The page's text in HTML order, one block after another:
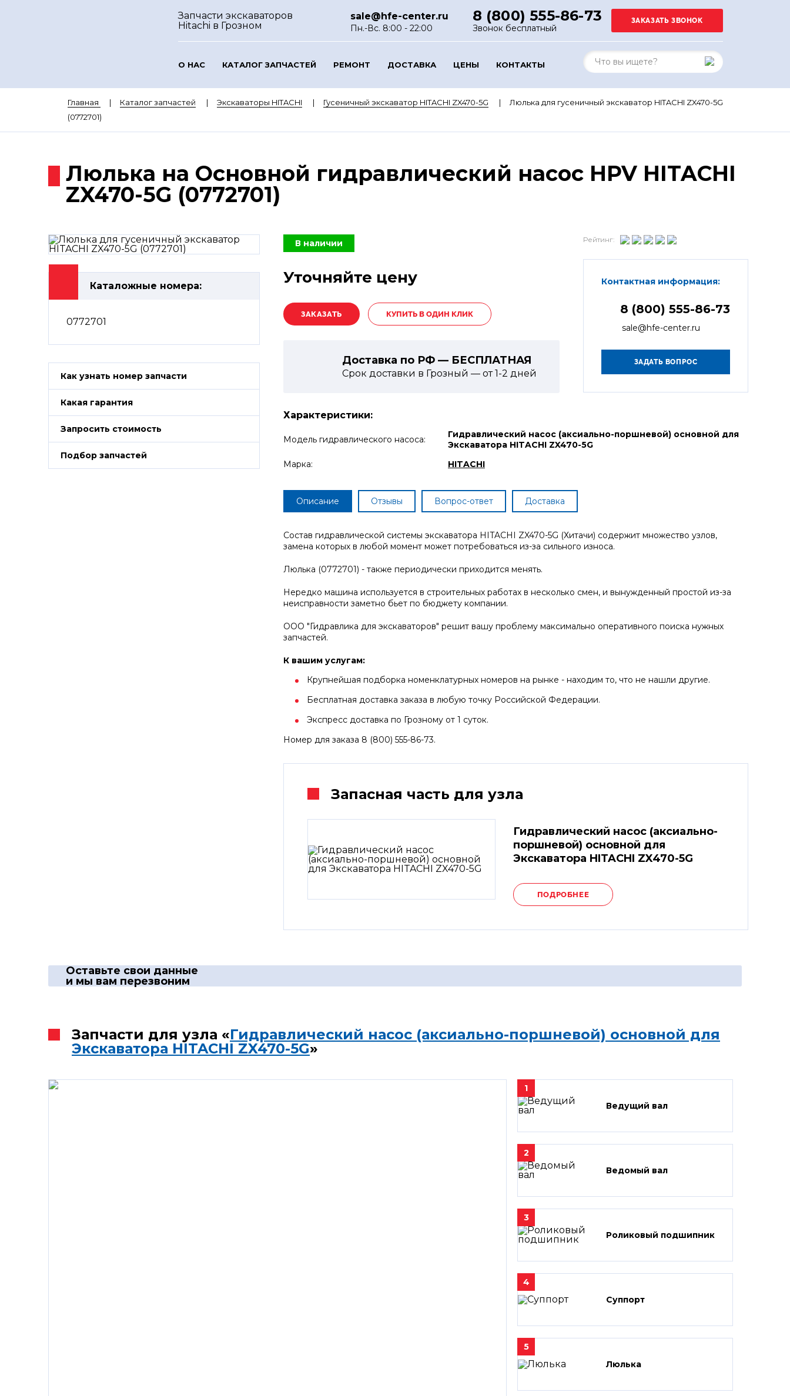
Запчасти экскаваторов
Hitachi в Грозном
sale@hfe-center.ru
Пн.-Вс. 8:00 - 22:00
8 (800) 555-86-73
Звонок бесплатный
О НАС КАТАЛОГ ЗАПЧАСТЕЙ РЕМОНТ ДОСТАВКА ЦЕНЫ КОНТАКТЫ
Главная Каталог запчастей Экскаваторы HITACHI Гусеничный экскаватор HITACHI ZX470-5G
Люлька для гусеничный экскаватор HITACHI ZX470-5G
(0772701)
Люлька на Основной гидравлический насос HPV HITACHI
ZX470-5G (0772701)
Каталожные номера:
0772701
Как узнать номер запчасти
Какая гарантия
Запросить стоимость
Подбор запчастей
В наличии
Уточняйте цену
КУПИТЬ В ОДИН КЛИК
Доставка по РФ — БЕСПЛАТНАЯ
Срок доставки в Грозный — от1-2 дней
Рейтинг:
Контактная информация:
8 (800) 555-86-73
sale@hfe-center.ru
Характеристики:
Модель гидравлического насоса:
Гидравлический насос (аксиально-поршневой) основной для
Экскаватора HITACHI ZX470-5G
Марка:
HITACHI
Описание Отзывы Вопрос-ответ Доставка
Состав гидравлической системы экскаватора HITACHI ZX470-5G (Хитачи) содержит множество узлов,
замена которых в любой момент может потребоваться из-за сильного износа.
Люлька (0772701) - также периодически приходится менять.
Нередко машина используется в строительных работах в несколько смен, и вынужденный простой из-за
неисправности заметно бьет по бюджету компании.
ООО "Гидравлика для экскаваторов" решит вашу проблему максимально оперативного поиска нужных
запчастей.
К вашим услугам:
Крупнейшая подборка номенклатурных номеров на рынке - находим то, что не нашли другие.
Бесплатная доставка заказа в любую точку Российской Федерации.
Экспресс доставка по Грозному от 1 суток.
Номер для заказа 8 (800) 555-86-73.
Запасная часть для узла
Гидравлический насос (аксиально-
поршневой) основной для
Экскаватора HITACHI ZX470-5G
ПОДРОБНЕЕ
Оставьте свои данные
и мы вам перезвоним
Запчасти для узла «Гидравлический насос (аксиально-поршневой) основной для
Экскаватора HITACHI ZX470-5G»
1
Ведущий вал
2
Ведомый вал
3
Роликовый подшипник
4
Суппорт
5
Люлька